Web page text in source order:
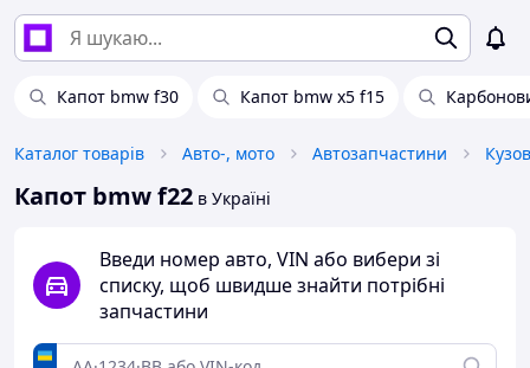
Капот bmw f30 Капот bmw x5 f15
Каталог товарів Авто-, мото Автозапчастини
Капот bmw f22 в Україні
Введи номер авто, VIN або вибери зі
списку, щоб швидше знайти потрібні
запчастини